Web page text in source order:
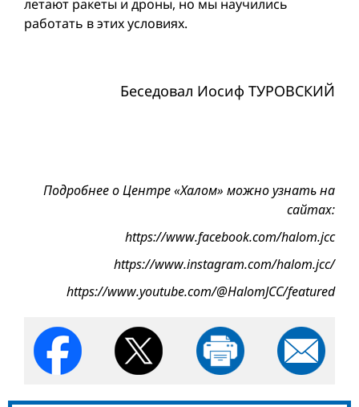
летают ракеты и дроны, но мы научились
работать в этих условиях.
Беседовал Иосиф ТУРОВСКИЙ
Подробнее о Центре «Халом» можно узнать на
сайтах:
https://www.facebook.com/halom.jcc
https://www.instagram.com/halom.jcc/
https://www.youtube.com/@HalomJCC/featured